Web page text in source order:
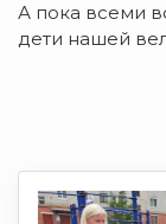
А пока всеми
дети нашей